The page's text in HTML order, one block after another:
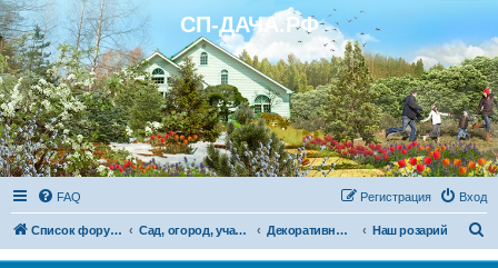
Регистрация СП-ДАЧА.РФ
FAQ Вход
Регистрация
Список форумов Сад, огород, участок. Дачный форум. Декоративный сад Наш розарий